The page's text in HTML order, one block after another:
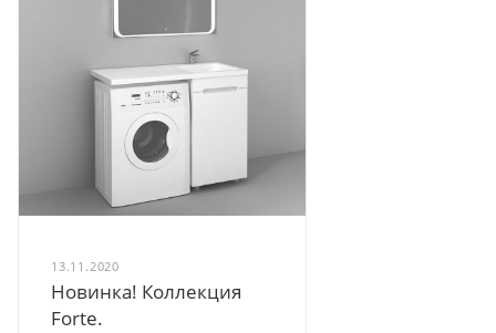
13.11.2020
Новинка! Коллекция
Forte.